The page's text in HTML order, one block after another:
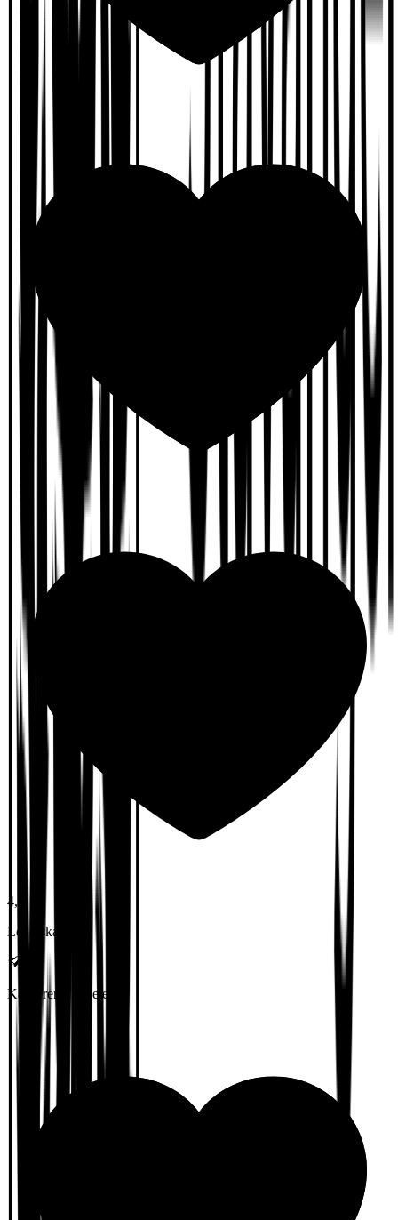
4,0
Lederskap
Karrieremuligheter